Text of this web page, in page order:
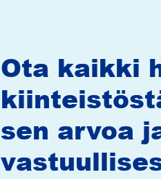
Ota kaikki
sen arvoa